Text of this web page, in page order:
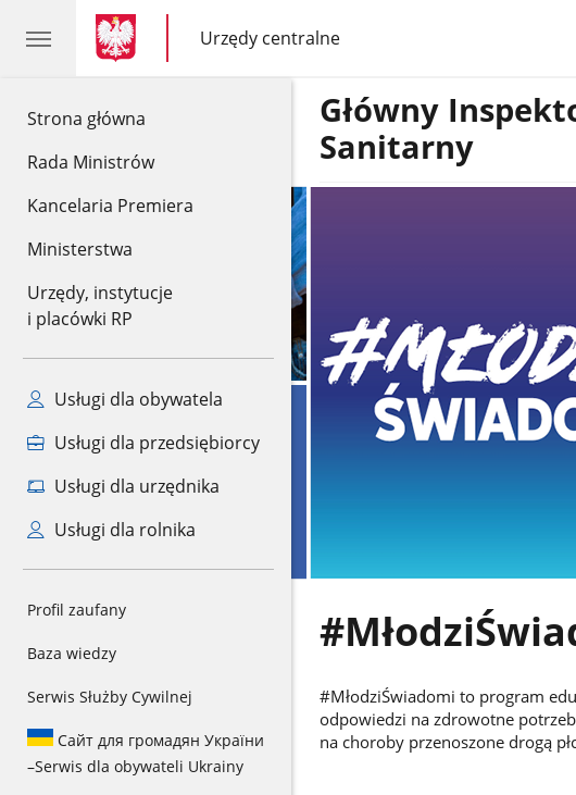
Strona główna
Rada Ministrów
Kancelaria Premiera
Ministerstwa
Urzędy, instytucje
i placówki RP
Usługi dla obywatela
Usługi dla przedsiębiorcy
Usługi dla urzędnika
Usługi dla rolnika
Profil zaufany
Baza wiedzy
Serwis Służby Cywilnej
Сайт для громадян України
–Serwis dla obywateli Ukrainy
gov.pl
gov.pl
Urzędy centralne
gov.pl
Urzędy
centralne
Główny
Sanitarny
#MłodziŚwiadomi to program
odpowiedzi na zdrowotne
na choroby przenoszone drogą